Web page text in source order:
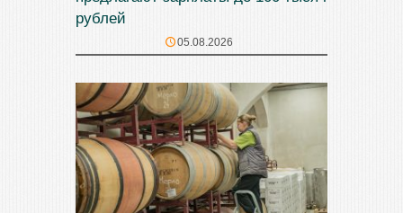
рублей
05.08.2026